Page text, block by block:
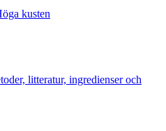
kusten
litteratur, ingredienser och